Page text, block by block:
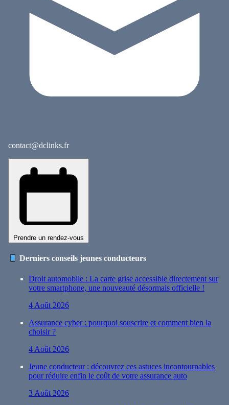
contact@dclinks.fr
Prendre un rendez-vous
Derniers conseils jeunes conducteurs
Droit automobile : La carte grise accessible directement sur
votre smartphone, une nouveauté désormais officielle !
4 Août 2026
Assurance cyber : pourquoi souscrire et comment bien la
choisir ?
4 Août 2026
Jeune conducteur : découvrez ces astuces incontournables
pour réduire enfin le coût de votre assurance auto
3 Août 2026